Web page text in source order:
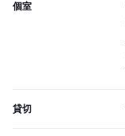
個室
貸切